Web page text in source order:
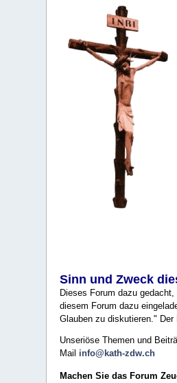
Sinn und Zweck
Dieses Forum dazu
diesem Forum dazu
Glauben zu diskutieren."
Unseriöse Themen und
Mail info@kath-zdw.ch
Machen Sie das Forum